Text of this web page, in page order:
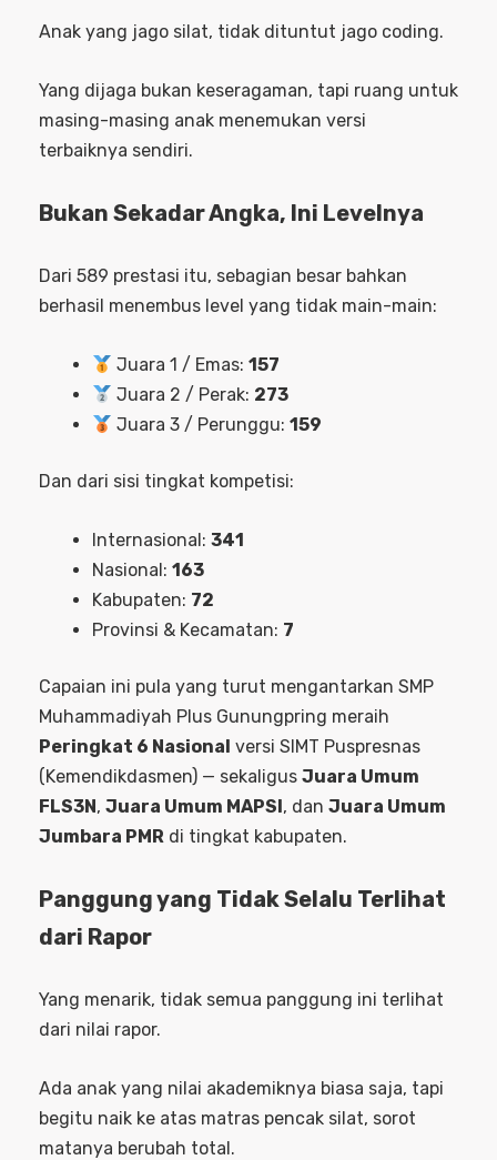
Anak yang jago silat, tidak dituntut jago coding.
Yang dijaga bukan keseragaman, tapi ruang untuk
masing-masing anak menemukan versi
terbaiknya sendiri.
Bukan Sekadar Angka, Ini Levelnya
Dari 589 prestasi itu, sebagian besar bahkan
berhasil menembus level yang tidak main-main:
Juara 1 / Emas:157
Juara 2 / Perak: 273
Juara 3 / Perunggu:159
Dan dari sisi tingkat kompetisi:
Internasional: 341
Nasional: 163
Kabupaten: 72
Provinsi & Kecamatan: 7
Capaian ini pula yang turut mengantarkan SMP
Muhammadiyah Plus Gunungpring meraih
Peringkat 6 Nasional versi SIMT Puspresnas
(Kemendikdasmen) — sekaligus Juara Umum
FLS3N, Juara Umum MAPSI, dan Juara Umum
Jumbara PMR di tingkat kabupaten.
Panggung yang Tidak Selalu Terlihat
dari Rapor
Yang menarik, tidak semua panggung ini terlihat
dari nilai rapor.
Ada anak yang nilai akademiknya biasa saja, tapi
begitu naik ke atas matras pencak silat, sorot
matanya berubah total.